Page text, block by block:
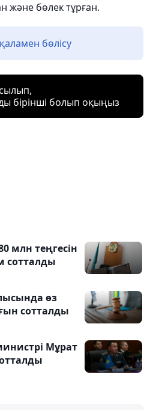
және бөлек тұрған.
бөлісу
бірінші болып оқыңыз
млн теңгесін
сотталды
өз
сотталды
Мұрат